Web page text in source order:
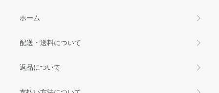
ホーム
配送・送料について
返品について